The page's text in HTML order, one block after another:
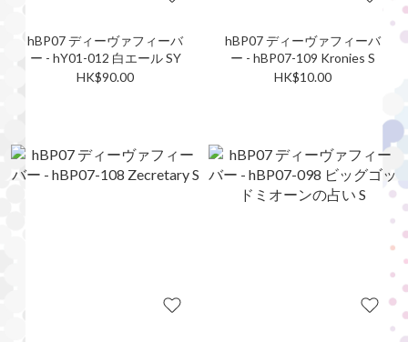
hBP07 ディーヴァフィーバ
ー - hY01-012 白エール SY
HK$90.00
hBP07 ディーヴァフィーバ
ー - hBP07-109 Kronies S
HK$10.00